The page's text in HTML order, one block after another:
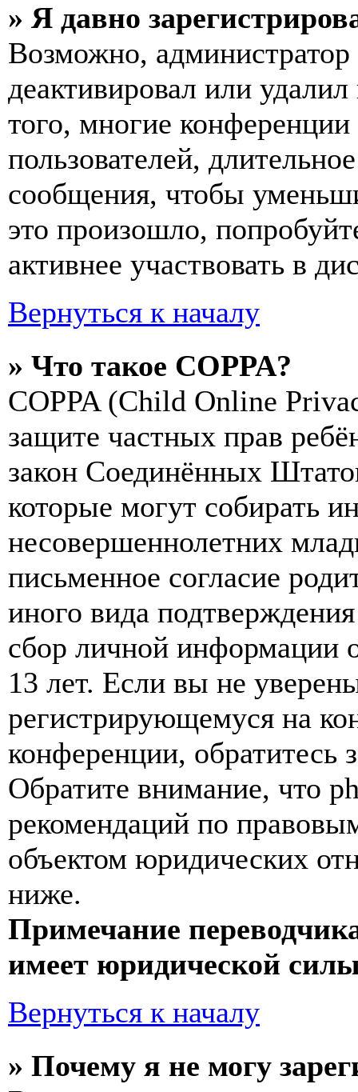
» Я давно
Возможно,
деактивировал или
того, многие
пользователей,
сообщения, чтобы
это произошло,
активнее участвовать в
Вернуться к началу
» Что такое COPPA?
COPPA (Child Online
защите частных прав
закон Соединённых
которые могут собирать
несовершеннолетних
письменное согласие
иного вида
сбор личной информации
13 лет. Если вы не
регистрирующемуся на
конференции, обратитесь
Обратите внимание, что
рекомендаций по
объектом юридических
ниже.
Примечание
имеет юридической
Вернуться к началу
» Почему я не могу